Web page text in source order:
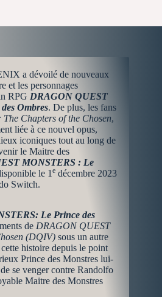
a dévoilé de nouveaux
et les personnages
RPG DRAGON QUEST
Ombres. De plus, les fans
Chapters of the Chosen,
liée à ce nouvel opus,
iconiques tout au long de
le Maitre des
MONSTERS : Le
le 1 e décembre 2023
Switch.
Le Prince des
de DRAGON QUEST
(DQIV) sous un autre
histoire depuis le point
Prince des Monstres lui-
se venger contre Randolfo
Maitre des Monstres